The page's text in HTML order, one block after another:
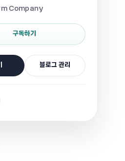
Company
구독하기
블로그 관리